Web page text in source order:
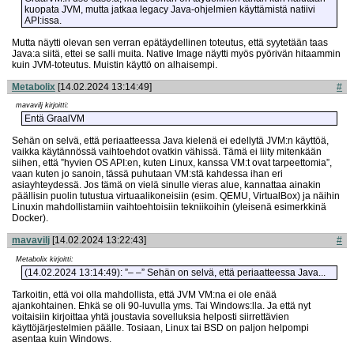
kuopata JVM, mutta jatkaa legacy Java-ohjelmien käyttämistä natiivi
API:issa.
Mutta näytti olevan sen verran epätäydellinen toteutus, että syytetään taas
Java:a siitä, ettei se salli muita. Native Image näytti myös pyörivän hitaammin
kuin JVM-toteutus. Muistin käyttö on alhaisempi.
Metabolix [14.02.2024 13:14:49] #
mavavilj kirjoitti:
Entä GraalVM
Sehän on selvä, että periaatteessa Java kielenä ei edellytä JVM:n käyttöä,
vaikka käytännössä vaihtoehdot ovatkin vähissä. Tämä ei liity mitenkään
siihen, että ”hyvien OS API:en, kuten Linux, kanssa VM:t ovat tarpeettomia”,
vaan kuten jo sanoin, tässä puhutaan VM:stä kahdessa ihan eri
asiayhteydessä. Jos tämä on vielä sinulle vieras alue, kannattaa ainakin
päällisin puolin tutustua virtuaalikoneisiin (esim. QEMU, VirtualBox) ja näihin
Linuxin mahdollistamiin vaihtoehtoisiin tekniikoihin (yleisenä esimerkkinä
Docker).
mavavilj [14.02.2024 13:22:43] #
Metabolix kirjoitti:
(14.02.2024 13:14:49): ”– –” Sehän on selvä, että periaat­teessa Java...
Tarkoitin, että voi olla mahdollista, että JVM VM:na ei ole enää
ajankohtainen. Ehkä se oli 90-luvulla yms. Tai Windows:lla. Ja että nyt
voitaisiin kirjoittaa yhtä joustavia sovelluksia helposti siirrettävien
käyttöjärjestelmien päälle. Tosiaan, Linux tai BSD on paljon helpompi
asentaa kuin Windows.